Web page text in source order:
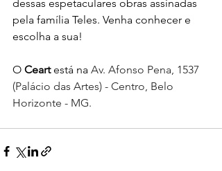
dessas espetaculares obras assinadas
pela família Teles. Venha conhecer e
escolha a sua!
O Ceart está na Av. Afonso Pena, 1537
(Palácio das Artes) - Centro, Belo
Horizonte - MG.